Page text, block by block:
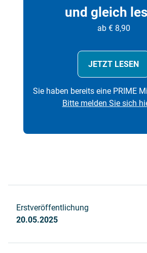
und gleich
ab € 8,90
JETZT LESEN
Sie haben bereits eine PRIME
Bitte melden Sie sich
Erstveröffentlichung
20.05.2025